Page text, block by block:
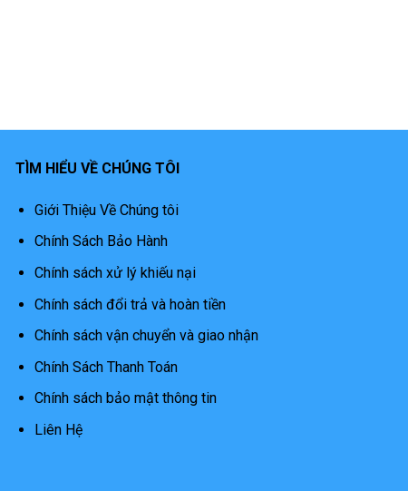
TÌM HIỂU VỀ CHÚNG TÔI
Giới Thiệu Về Chúng tôi
Chính Sách Bảo Hành
Chính sách xử lý khiếu nại
Chính sách đổi trả và hoàn tiền
Chính sách vận chuyển và giao nhận
Chính Sách Thanh Toán
Chính sách bảo mật thông tin
Liên Hệ